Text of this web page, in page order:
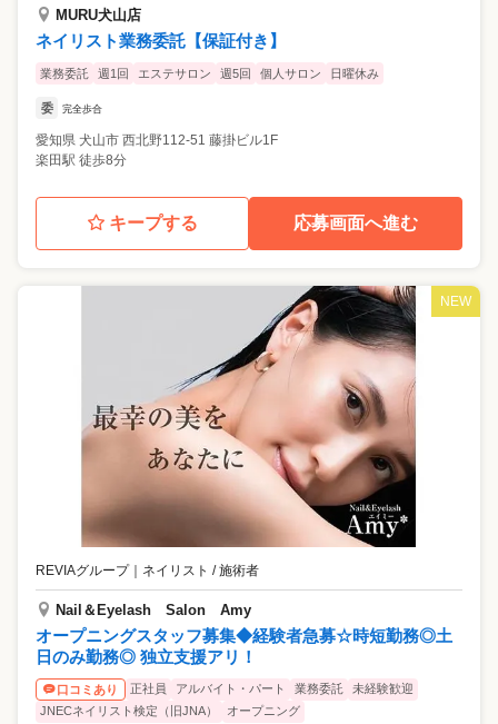
MURU犬山店
ネイリスト業務委託【保証付き】
業務委託 週1回 エステサロン 週5回 個人サロン 日曜休み
委 完全歩合
愛知県 犬山市 西北野112-51 藤掛ビル1F
楽田駅 徒歩8分
キープする 応募画面へ進む
NEW
REVIAグループ｜ ネイリスト / 施術者
Nail＆Eyelash Salon Amy
オープニングスタッフ募集◆経験者急募☆時短勤務◎土
日のみ勤務◎ 独立支援アリ！
口コミあり 正社員 アルバイト・パート 業務委託
未経験歓迎
JNECネイリスト検定（旧JNA）
オープニング